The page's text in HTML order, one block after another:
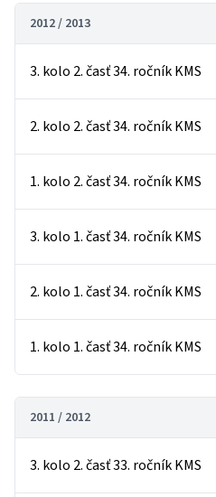
2012 / 2013
3. kolo 2. časť 34. ročník KMS
2. kolo 2. časť 34. ročník KMS
1. kolo 2. časť 34. ročník KMS
3. kolo 1. časť 34. ročník KMS
2. kolo 1. časť 34. ročník KMS
1. kolo 1. časť 34. ročník KMS
2011 / 2012
3. kolo 2. časť 33. ročník KMS